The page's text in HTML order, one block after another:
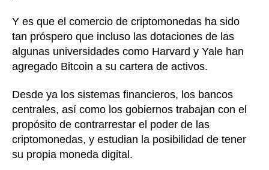
Y es que el comercio de criptomonedas ha sido
tan próspero que incluso las dotaciones de las
algunas universidades como Harvard y Yale han
agregado Bitcoin a su cartera de activos.
Desde ya los sistemas financieros, los bancos
centrales, así como los gobiernos trabajan con el
propósito de contrarrestar el poder de las
criptomonedas, y estudian la posibilidad de tener
su propia moneda digital.